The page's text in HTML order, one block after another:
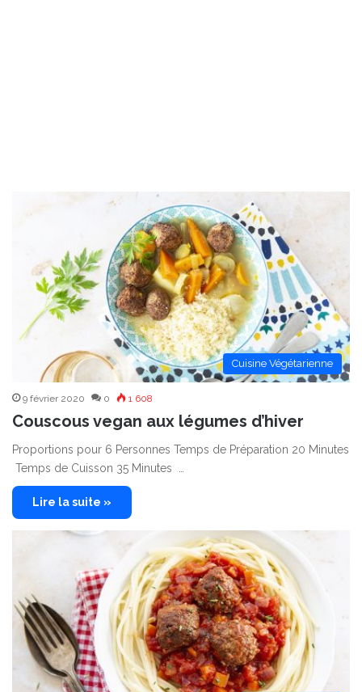
Cuisine Végétarienne
9 février 2020 0 1 608
Couscous vegan aux légumes d’hiver
Proportions pour 6 Personnes Temps de Préparation 20 Minutes
Temps de Cuisson 35 Minutes …
Lire la suite »